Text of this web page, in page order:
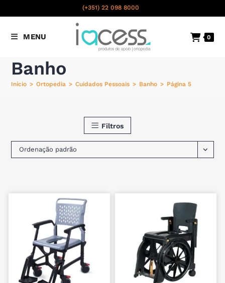
(+351) 22 098 8000
nacional
MENU 0
Banho
Início > Ortopedia > Cuidados Pessoais > Banho > Página 5
Filtros
Ordenação padrão